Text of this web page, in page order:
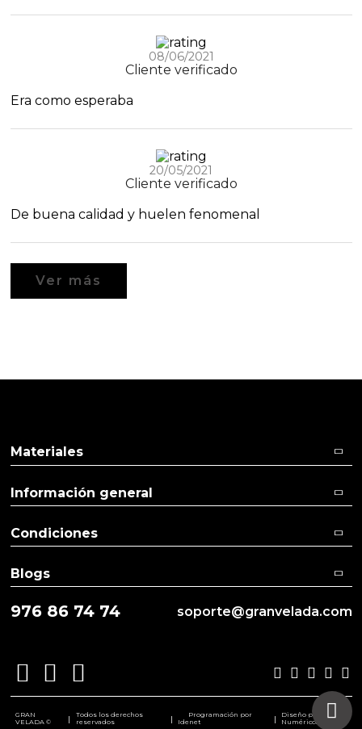
08/06/2021
Cliente verificado
Era como esperaba
20/05/2021
Cliente verificado
De buena calidad y huelen fenomenal
Ver más
976 86 74 74 soporte@granvelada.com
Materiales
Información general
Condiciones
Blogs
GRAN
VELADA ©
|
Todos los derechos
reservados
|
Programación por
Idenet
|
Diseño por
Numéricco